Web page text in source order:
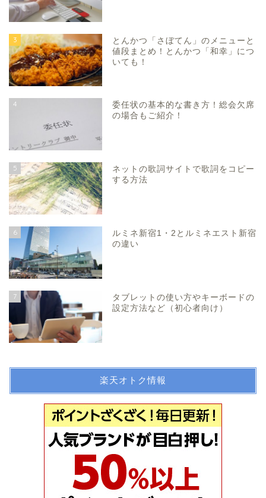
3
とんかつ「さぼてん」のメニューと
値段まとめ！とんかつ「和幸」につ
いても！
4
委任状の基本的な書き方！総会欠席
の場合もご紹介！
5
ネットの歌詞サイトで歌詞をコピー
する方法
6
ルミネ新宿1・2とルミネエスト新宿
の違い
7
タブレットの使い方やキーボードの
設定方法など（初心者向け）
楽天オトク情報